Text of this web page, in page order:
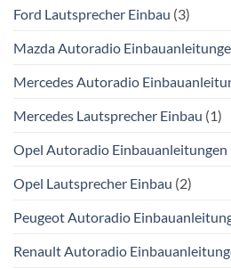
Ford Lautsprecher Einbau (3)
Mazda Autoradio
Mercedes Autoradio
Mercedes Lautsprecher Einbau (1)
Opel Autoradio Einbauanleitungen
Opel Lautsprecher Einbau (2)
Peugeot Autoradio
Renault Autoradio